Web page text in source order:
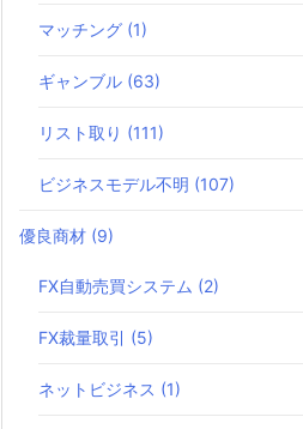
マッチング (1)
ギャンブル (63)
リスト取り (111)
ビジネスモデル不明 (107)
優良商材 (9)
FX自動売買システム (2)
FX裁量取引 (5)
ネットビジネス (1)